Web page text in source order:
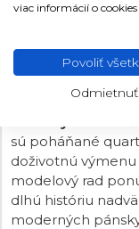
SEIKO
Tokiu svetu
revolúciu v
sú poháňané
doživotnú
modelový rad
dlhú históriu
moderných
viac informácií o
Povoliť
Odmietnuť